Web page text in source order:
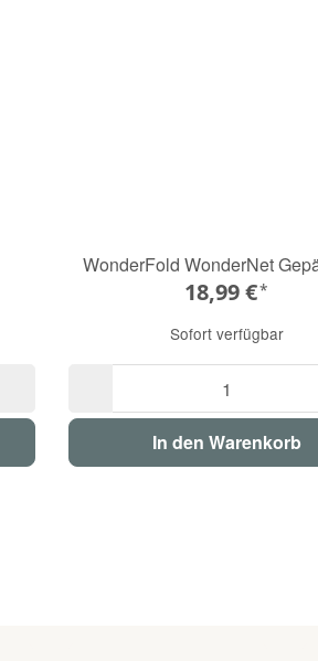
WonderFold WonderNet
18,99 €*
Sofort verfügbar
In den Warenkorb